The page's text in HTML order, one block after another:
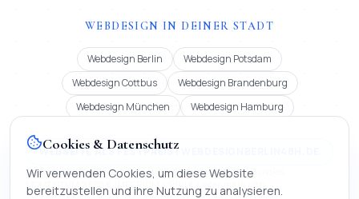
WEBDESIGN IN DEINER STADT
Webdesign Berlin
Webdesign Potsdam
Webdesign Cottbus
Webdesign Brandenburg
Webdesign München
Webdesign Hamburg
WEBSEITE ALS FESTPREIS | WEBDESIGNBERLIN48H.DE
Festpreis ab 900 € oder Miete ab 99 €/Monat (12 Mon.). Bundles
MOMENTUM 2.850 €, IMPERIUM 4.990 €. Lieferung in 48 h.
Cookies & Datenschutz
Wir verwenden Cookies, um diese Website
bereitzustellen und ihre Nutzung zu analysieren.